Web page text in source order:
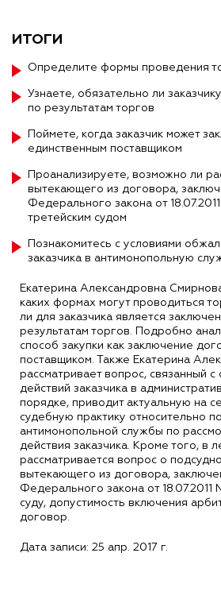
ИТОГИ
Определите формы проведения
Узнаете, обязательно ли
по результатам торгов
Поймете, когда заказчик может
единственным поставщиком
Проанализируете, возможно ли
вытекающего из договора,
Федерального закона от
третейским судом
Познакомитесь с условиями
заказчика в антимонопольную
Екатерина Александровна
каких формах могут проводиться
ли для заказчика является
результатам торгов. Подробно
способ закупки как заключение
поставщиком. Также Екатерина
рассматривает вопрос, связанный
действий заказчика в
порядке, приводит актуальную на
судебную практику относительно
антимонопольной службы по
действия заказчика. Кроме того, в
рассматривается вопрос о
вытекающего из договора,
Федерального закона от 18.07.2011
суду, допустимость включения
договор.
Дата записи: 25 апр. 2017 г.